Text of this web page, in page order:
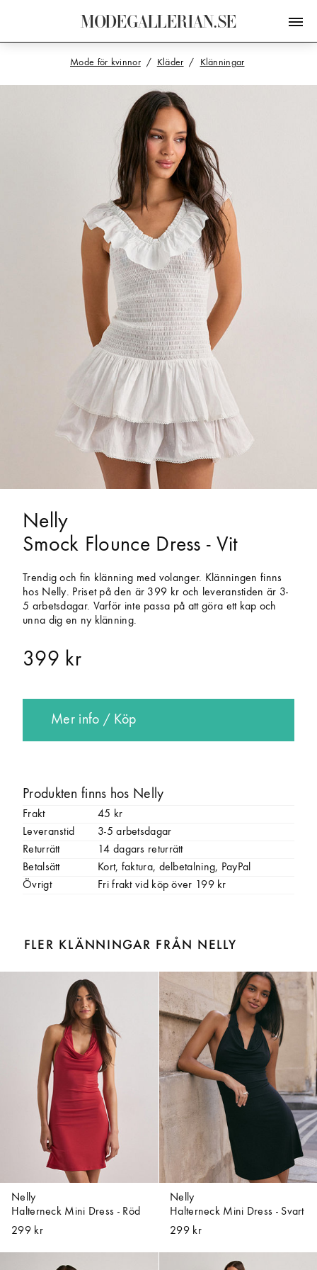
MODEGALLERIAN.SE
Mode för kvinnor Kläder Klänningar
Nelly
Smock Flounce Dress - Vit
Trendig och fin klänning med volanger. Klänningen finns
hos Nelly. Priset på den är 399 kr och leveranstiden är 3-
5 arbetsdagar. Varför inte passa på att göra ett kap och
unna dig en ny klänning.
399 kr
Mer info / Köp
Produkten finns hos Nelly
Frakt
45 kr
Leveranstid
3-5 arbetsdagar
Returrätt
14 dagars returrätt
Betalsätt
Kort, faktura, delbetalning, PayPal
Övrigt
Fri frakt vid köp över 199 kr
FLER KLÄNNINGAR FRÅN NELLY
Nelly
Halterneck Mini Dress - Röd
299 kr
Nelly
Halterneck Mini Dress - Svart
299 kr